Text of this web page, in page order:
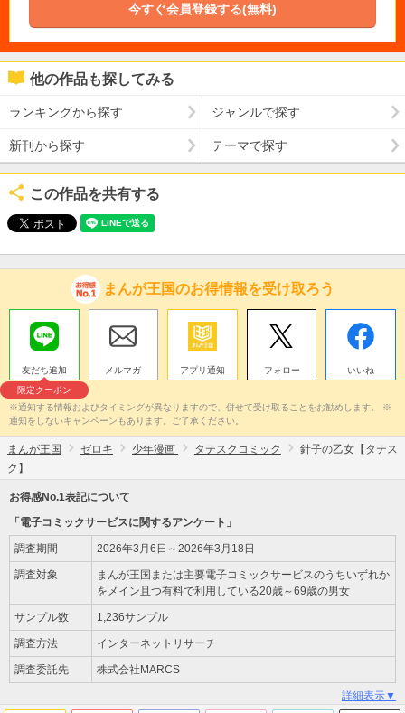
今すぐ会員登録する(無料)
他の作品も探してみる
ランキングから探す ジャンルで探す
新刊から探す テーマで探す
この作品を共有する
まんが王国のお得情報を受け取ろう
友だち追加
限定クーポン
メルマガ アプリ通知 フォロー いいね
※通知する情報およびタイミングが異なりますので、併せて受け取ることをお勧めします。 ※
通知をしないキャンペーンもあります。ご了承ください。
まんが王国 ゼロキ 少年漫画 タテスクコミック
針子の乙女【タテス
ク】
お得感No.1表記について
「電子コミックサービスに関するアンケート」
調査期間 2026年3月6日～2026年3月18日
調査対象
まんが王国または主要電子コミックサービスのうちいずれか
をメイン且つ有料で利用している20歳～69歳の男女
サンプル数 1,236サンプル
調査方法 インターネットリサーチ
調査委託先 株式会社MARCS
詳細表示▼